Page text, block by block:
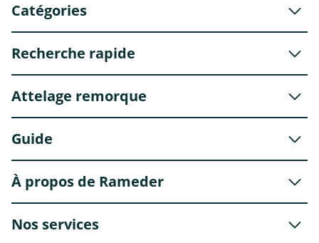
Catégories
Recherche rapide
Attelage remorque
Guide
À propos de Rameder
Nos services